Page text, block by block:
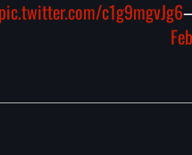
pic.twitter.com/c1g9mgvJg6